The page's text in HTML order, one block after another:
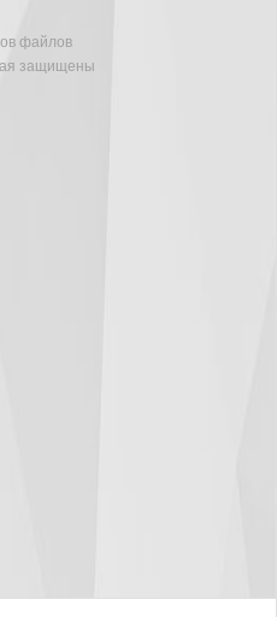
файлов
защищены